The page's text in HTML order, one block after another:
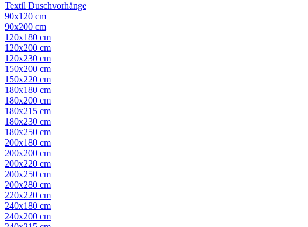
Textil Duschvorhänge
90x120 cm
90x200 cm
120x180 cm
120x200 cm
120x230 cm
150x200 cm
150x220 cm
180x180 cm
180x200 cm
180x215 cm
180x230 cm
180x250 cm
200x180 cm
200x200 cm
200x220 cm
200x250 cm
200x280 cm
220x220 cm
240x180 cm
240x200 cm